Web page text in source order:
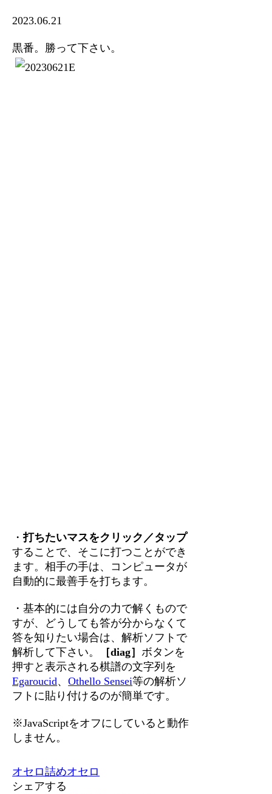
2023.06.21
黒番。勝って下さい。
・打ちたいマスをクリック／タップ
することで、そこに打つことができ
ます。相手の手は、コンピュータが
自動的に最善手を打ちます。
・基本的には自分の力で解くもので
すが、どうしても答が分からなくて
答を知りたい場合は、解析ソフトで
解析して下さい。
［diag］ ボタンを
押すと表示される棋譜の文字列を
Egaroucid、Othello Sensei等の解析ソ
フトに貼り付けるのが簡単です。
※JavaScriptをオフにしていると動作
しません。
オセロ詰めオセロ
シェアする